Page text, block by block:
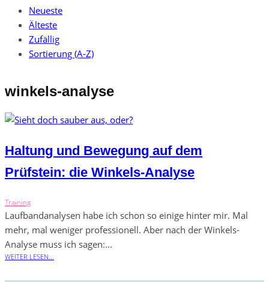
Neueste
Älteste
Zufällig
Sortierung (A-Z)
winkels-analyse
Haltung und Bewegung auf dem
Prüfstein: die Winkels-Analyse
Training
Laufbandanalysen habe ich schon so einige hinter mir. Mal
mehr, mal weniger professionell. Aber nach der Winkels-
Analyse muss ich sagen:...
WEITER LESEN...